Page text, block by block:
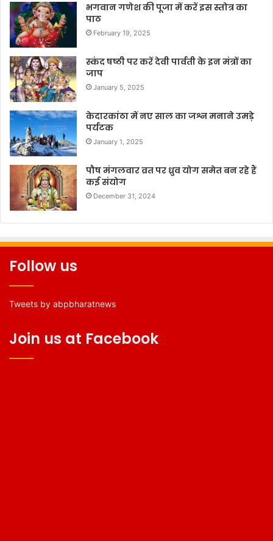
भगवान गणेश की पूजा में करें इस स्तोत्र का
पाठ
February 19, 2025
स्कंद षष्ठी पर करें देवी पार्वती के इन मंत्रों का
जाप
January 5, 2025
केदारकांठा में नए साल का जश्न मनाने उमड़े
पर्यटक
January 1, 2025
पौष मंगलवार व्रत पर ध्रुव योग समेत बन रहे हैं
कई संयोग
December 31, 2024
Follow us
Tweets by abpbharatnews
Join us at Facebook